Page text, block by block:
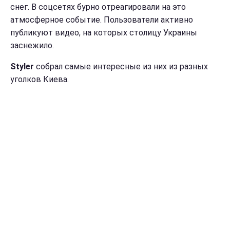
снег. В соцсетях бурно отреагировали на это
атмосферное событие. Пользователи активно
публикуют видео, на которых столицу Украины
заснежило.
Styler собрал самые интересные из них из разных
уголков Киева.